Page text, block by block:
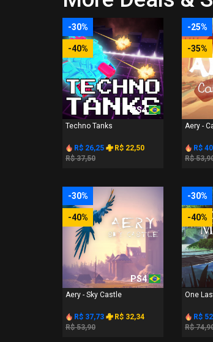
-30%
-40%
PS4
Techno Tanks
R$ 26,25
R$ 22,50
R$ 37,50
-25%
-35%
Aery -
R$
R$
-30%
-40%
PS4
Aery - Sky Castle
R$ 37,73
R$ 32,34
R$ 53,90
-30%
-40%
One
R$
R$